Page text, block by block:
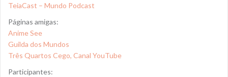
TeiaCast – Mundo Podcast
Páginas amigas:
Anime See
Guilda dos Mundos
Três Quartos Cego, Canal YouTube
Participantes: